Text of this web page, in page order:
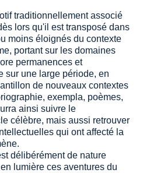
traditionnellement associé
lors qu'il est transposé dans
moins éloignés du contexte
portant sur les domaines
permanences et
sur une large période, en
de nouveaux contextes
exempla, poèmes,
ainsi suivre le
célèbre, mais aussi retrouver
qui ont affecté la
délibérément de nature
lumière ces aventures du